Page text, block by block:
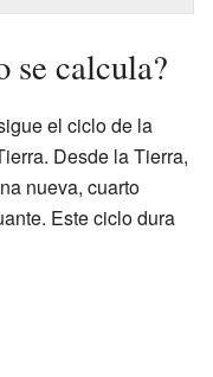
se calcula?
el ciclo de la
Desde la Tierra,
nueva, cuarto
Este ciclo dura